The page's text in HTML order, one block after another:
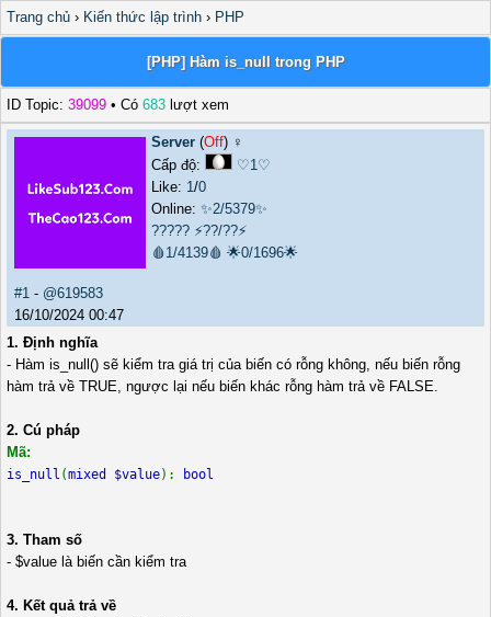
Trang chủ › Kiến thức lập trình › PHP
[PHP] Hàm is_null trong PHP
ID Topic: 39099 • Có 683 lượt xem
Server (Off) ♀️
Cấp độ:
♡1♡
Like: 1/0
Online: ✨2/5379✨
????? ⚡??/??⚡
🩸1/4139🩸 🌟0/1696🌟
#1 - @619583
16/10/2024 00:47
1. Định nghĩa
- Hàm is_null() sẽ kiểm tra giá trị của biến có rỗng không, nếu biến rỗng
hàm trả về TRUE, ngược lại nếu biến khác rỗng hàm trả về FALSE.
2. Cú pháp
Mã:
is_null (mixed $value): bool
3. Tham số
- $value là biến cần kiểm tra
4. Kết quả trả về